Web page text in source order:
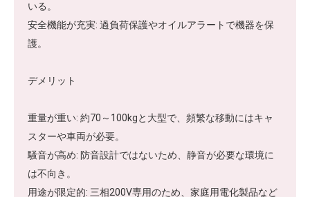
いる。
安全機能が充実: 過負荷保護やオイルアラートで機器を保
護。
デメリット
重量が重い: 約70～100kgと大型で、頻繁な移動にはキャ
スターや車両が必要。
騒音が高め: 防音設計ではないため、静音が必要な環境に
は不向き。
用途が限定的: 三相200V専用のため、家庭用電化製品など